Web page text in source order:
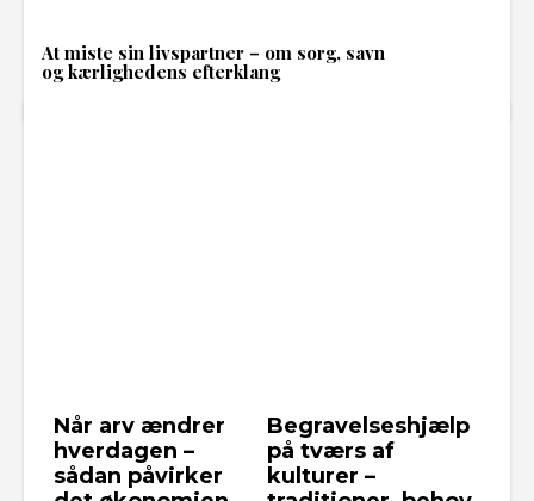
At miste sin livspartner – om sorg, savn
og kærlighedens efterklang
Når arv ændrer
hverdagen –
sådan påvirker
Begravelseshjælp
på tværs af
kulturer –